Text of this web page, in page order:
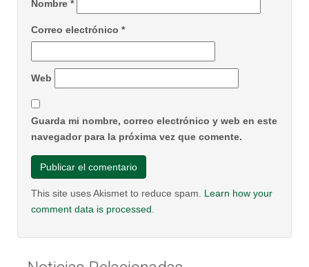
Nombre *
Correo electrónico *
Web
Guarda mi nombre, correo electrónico y web en este
navegador para la próxima vez que comente.
This site uses Akismet to reduce spam. Learn how your
comment data is processed